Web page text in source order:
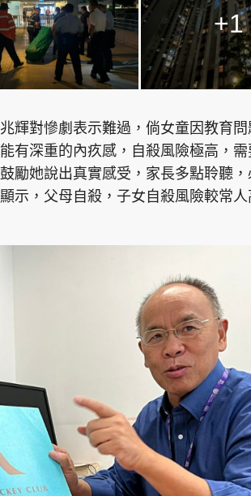
+1
輝對慘劇表示難過，倘女童因教育
有深重的內疚感，自殺風險極高，需
勵她說出真實感受，家長多點聆聽，
示，父母自殺，子女自殺風險較常人